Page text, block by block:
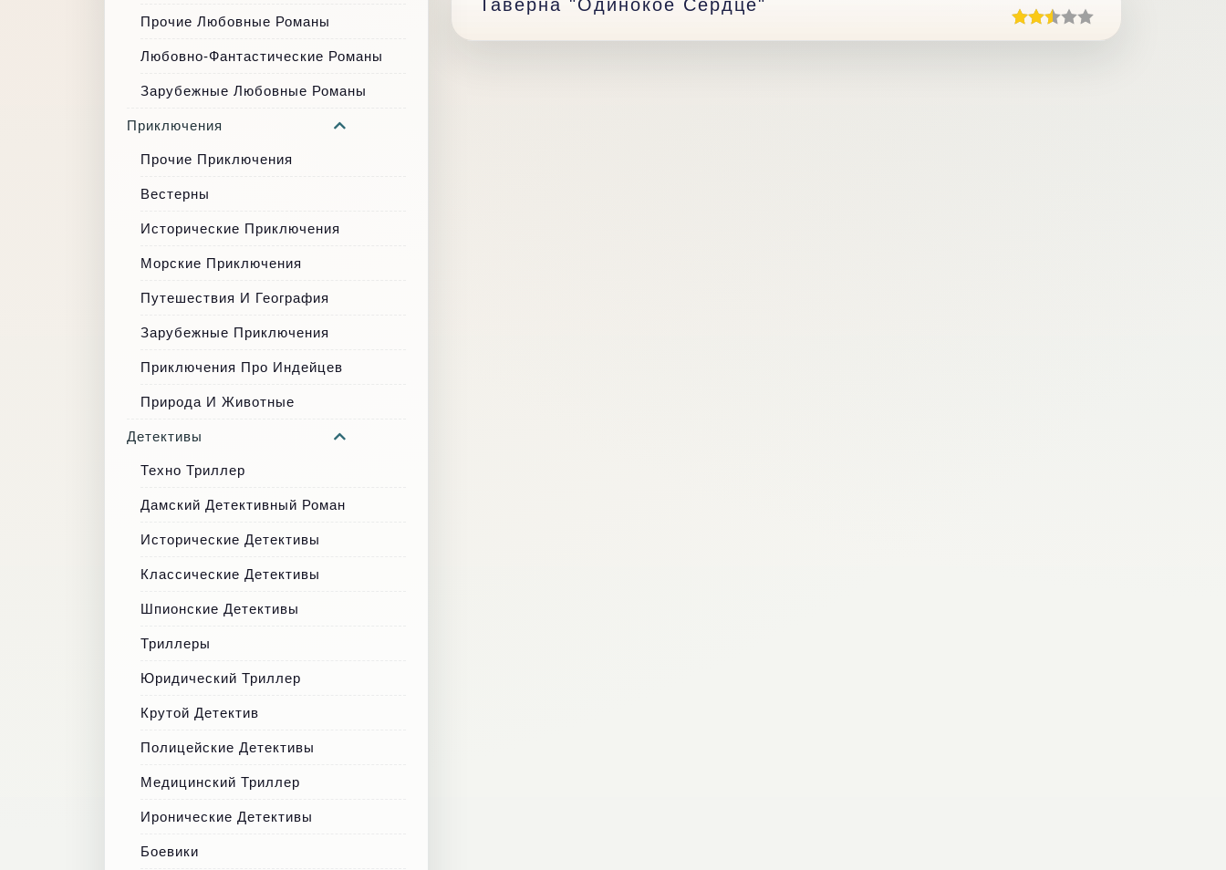
Таверна "Одинокое Сердце"
Прочие Любовные Романы
Любовно-Фантастические Романы
Зарубежные Любовные Романы
Приключения
Прочие Приключения
Вестерны
Исторические Приключения
Морские Приключения
Путешествия И География
Зарубежные Приключения
Приключения Про Индейцев
Природа И Животные
Детективы
Техно Триллер
Дамский Детективный Роман
Исторические Детективы
Классические Детективы
Шпионские Детективы
Триллеры
Юридический Триллер
Крутой Детектив
Полицейские Детективы
Медицинский Триллер
Иронические Детективы
Боевики